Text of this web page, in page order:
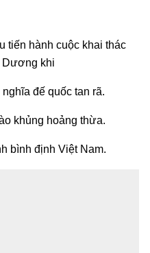
tiến hành cuộc khai thác
Dương khi
đế quốc tan rã.
khủng hoảng thừa.
bình định Việt Nam.